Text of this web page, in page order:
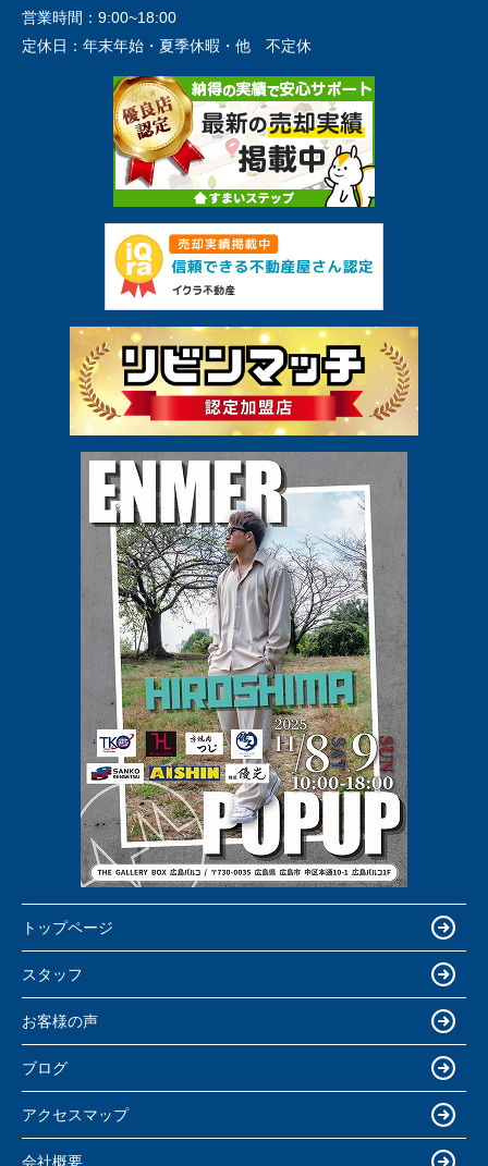
営業時間： 9:00~18:00
定休日： 年末年始・夏季休暇・他 不定休
トップページ
スタッフ
お客様の声
ブログ
アクセスマップ
会社概要